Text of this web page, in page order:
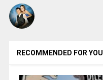
RECOMMENDED FOR YOU